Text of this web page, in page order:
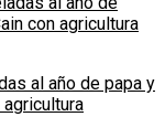
al año de papa y